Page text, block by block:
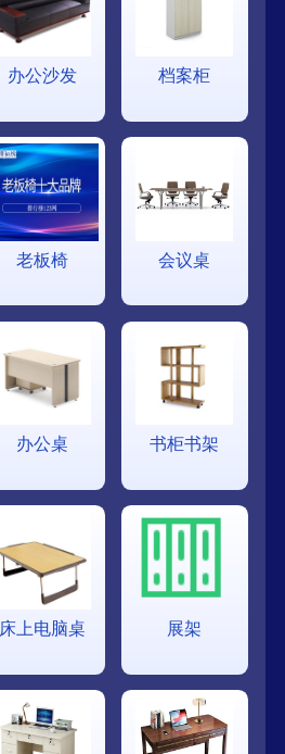
办公沙发 档案柜
老板椅 会议桌
办公桌 书柜书架
床上电脑桌 展架